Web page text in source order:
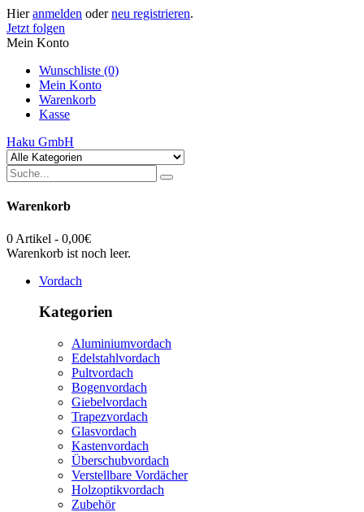
Hieranmelden oderneu registrieren.
Jetzt folgen
Mein Konto
Wunschliste (0)
Mein Konto
Warenkorb
Kasse
Haku GmbH
Warenkorb
0 Artikel - 0,00€
Warenkorb ist noch leer.
Vordach
Kategorien
Aluminiumvordach
Edelstahlvordach
Pultvordach
Bogenvordach
Giebelvordach
Trapezvordach
Glasvordach
Kastenvordach
Überschubvordach
Verstellbare Vordächer
Holzoptikvordach
Zubehör